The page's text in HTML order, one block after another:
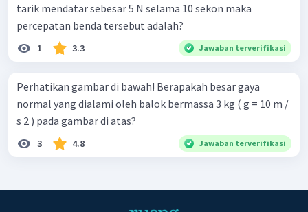
tarik mendatar sebesar 5 N selama 10 sekon maka
percepatan benda tersebut adalah?
1 3.3 Jawaban terverifikasi
Perhatikan gambar di bawah! Berapakah besar gaya
normal yang dialami oleh balok bermassa 3 kg ( g = 10 m /
s 2 ) pada gambar di atas?
3 4.8 Jawaban terverifikasi